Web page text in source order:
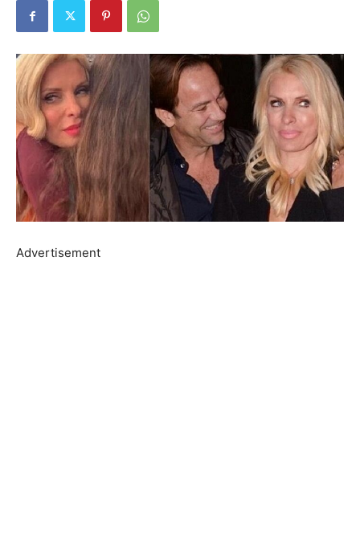
Advertisement